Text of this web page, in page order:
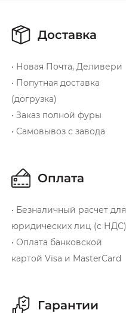
Доставка
• Новая Почта, Деливери
• Попутная доставка
(догрузка)
• Заказ полной фуры
• Самовывоз с завода
Оплата
• Безналичный расчет для
юридических лиц (с НДС)
• Оплата банковской
картой Visa и MasterCard
Гарантии